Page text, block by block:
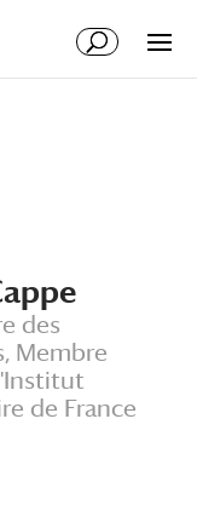
des
Membre
de France